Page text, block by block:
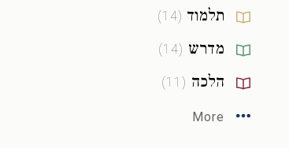
תלמוד (
14
)
מדרש (
14
)
הלכה (
11
)
More